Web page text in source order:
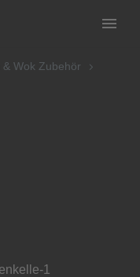
& Wok Zubehör
1